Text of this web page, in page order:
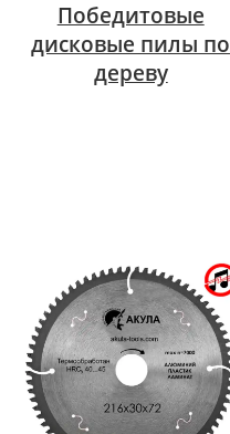
Победитовые
дисковые пилы по
дереву